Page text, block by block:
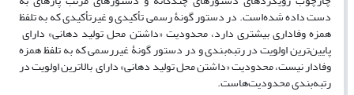
‌دست داده شده‌است. در دستور گونۀ رسمی تأکیدی و غیرتأکیدی که به تلفظ
همزه وفاداری بیشتری دارد، محدودیت «داشتن محل تولید دهانی» دارای
پایین‌ترین اولویت در رتبه­‌بندی و در دستور گونۀ غیررسمی که به تلفظ همزه
وفادار نیست، محدودیت «داشتن محل تولید دهانی» دارای بالا­ترین اولویت در
رتبه­‌بندی محدودیت­‌هاست.